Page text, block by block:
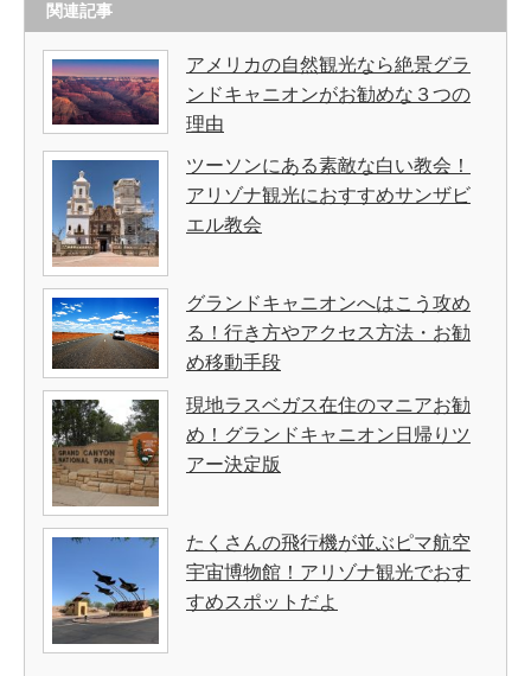
関連記事
アメリカの自然観光なら絶景グラ
ンドキャニオンがお勧めな３つの
理由
ツーソンにある素敵な白い教会！
アリゾナ観光におすすめサンザビ
エル教会
グランドキャニオンへはこう攻め
る！行き方やアクセス方法・お勧
め移動手段
現地ラスベガス在住のマニアお勧
め！グランドキャニオン日帰りツ
アー決定版
たくさんの飛行機が並ぶピマ航空
宇宙博物館！アリゾナ観光でおす
すめスポットだよ